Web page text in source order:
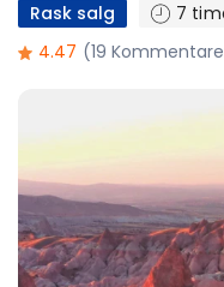
Rask salg 7
4.47 (19